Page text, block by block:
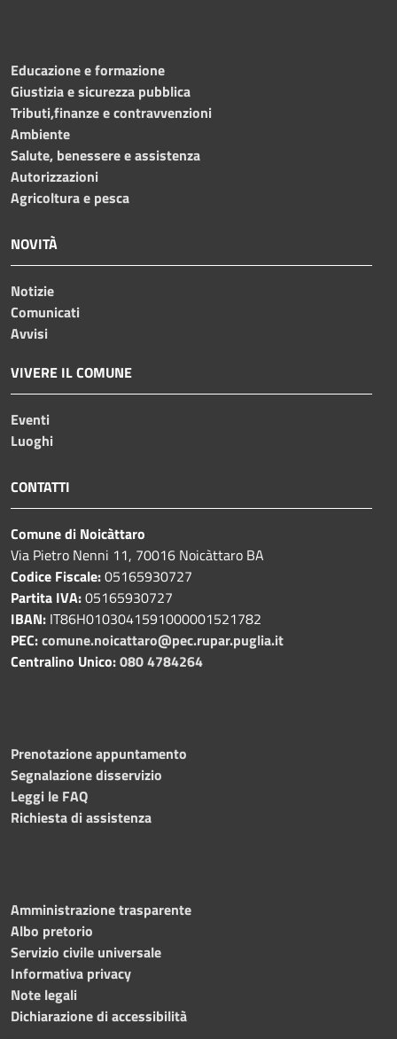
Educazione e formazione
Giustizia e sicurezza pubblica
Tributi,finanze e contravvenzioni
Ambiente
Salute, benessere e assistenza
Autorizzazioni
Agricoltura e pesca
NOVITÀ
Notizie
Comunicati
Avvisi
VIVERE IL COMUNE
Eventi
Luoghi
CONTATTI
Comune di Noicàttaro
Via Pietro Nenni 11, 70016 Noicàttaro BA
Codice Fiscale:05165930727
Partita IVA:05165930727
IBAN: IT86H0103041591000001521782
PEC:comune.noicattaro@pec.rupar.puglia.it
Centralino Unico:080 4784264
Prenotazione appuntamento
Segnalazione disservizio
Leggi le FAQ
Richiesta di assistenza
Amministrazione trasparente
Albo pretorio
Servizio civile universale
Informativa privacy
Note legali
Dichiarazione di accessibilità